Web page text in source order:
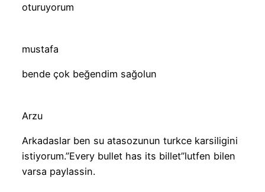
oturuyorum
mustafa
bende çok beğendim sağolun
Arzu
Arkadaslar ben su atasozunun turkce karsiligini
istiyorum.”Every bullet has its billet”lutfen bilen
varsa paylassin.